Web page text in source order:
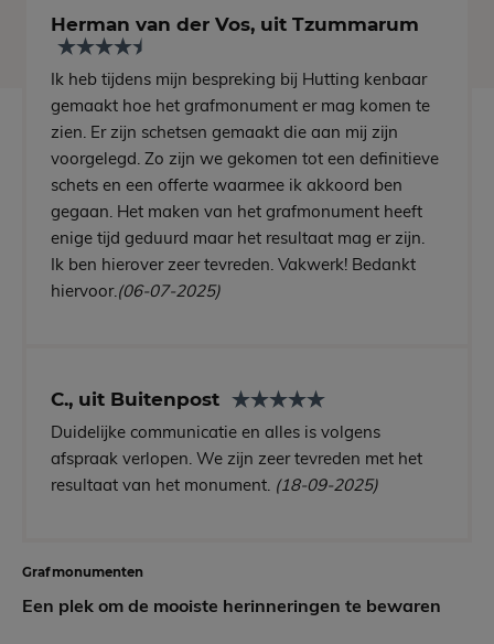
Herman van der Vos, uit Tzummarum
Ik heb tijdens mijn bespreking bij Hutting kenbaar
gemaakt hoe het grafmonument er mag komen te
zien. Er zijn schetsen gemaakt die aan mij zijn
voorgelegd. Zo zijn we gekomen tot een definitieve
schets en een offerte waarmee ik akkoord ben
gegaan. Het maken van het grafmonument heeft
enige tijd geduurd maar het resultaat mag er zijn.
Ik ben hierover zeer tevreden. Vakwerk! Bedankt
hiervoor.(06-07-2025)
C., uit Buitenpost
Duidelijke communicatie en alles is volgens
afspraak verlopen. We zijn zeer tevreden met het
resultaat van het monument. (18-09-2025)
Grafmonumenten
Een plek om de mooiste herinneringen te bewaren